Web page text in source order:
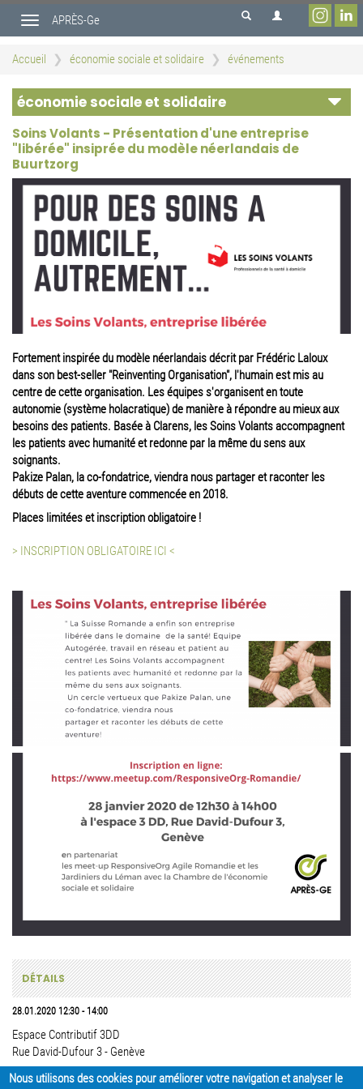
contenu
Toggle
navigation
APRÈS-Ge
Accueil économie sociale et solidaire événements
économie sociale et solidaire
Soins Volants - Présentation d'une entreprise
"libérée" insiprée du modèle néerlandais de
Buurtzorg
Fortement inspirée du modèle néerlandais décrit par Frédéric Laloux
dans son best-seller "Reinventing Organisation", l'humain est mis au
centre de cette organisation. Les équipes s'organisent en toute
autonomie (système holacratique) de manière à répondre au mieux aux
besoins des patients. Basée à Clarens, les Soins Volants accompagnent
les patients avec humanité et redonne par la même du sens aux
soignants.
Pakize Palan, la co-fondatrice, viendra nous partager et raconter les
débuts de cette aventure commencée en 2018.
Places limitées et inscription obligatoire !
> INSCRIPTION OBLIGATOIRE ICI <
DÉTAILS
28.01.2020 12:30 - 14:00
Espace Contributif 3DD
Rue David-Dufour 3 - Genève
Nous utilisons des cookies pour améliorer votre navigation et analyser le